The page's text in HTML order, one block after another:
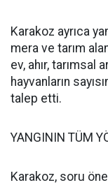
Karakoz ayrıca
mera ve tarım
ev, ahır,
hayvanların
talep etti.
YANGININ TÜM
Karakoz, soru